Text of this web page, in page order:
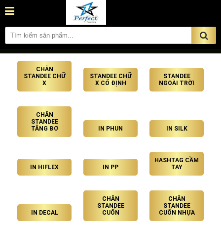
CHÂN
STANDEE CHỮ
X
STANDEE CHỮ
X CỐ ĐỊNH
STANDEE
NGOÀI TRỜI
CHÂN
STANDEE
TĂNG ĐƠ
IN PHUN IN SILK
IN HIFLEX IN PP
HASHTAG CẦM
TAY
IN DECAL
CHÂN
STANDEE
CUỐN
CHÂN
STANDEE
CUỐN NHỰA